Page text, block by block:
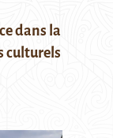
dans la
culturels